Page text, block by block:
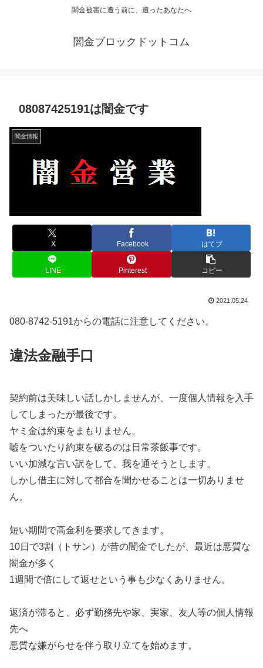
闇金被害に遭う前に、遭ったあなたへ
闇金ブロックドットコム
08087425191は闇金です
闇金情報
X Facebook はてブ
LINE Pinterest コピー
2021.05.24
080-8742-5191からの電話に注意してください。
違法金融手口
契約前は美味しい話しかしませんが、一度個人情報を入手
してしまったが最後です。
ヤミ金は約束をまもりません。
嘘をついたり約束を破るのは日常茶飯事です。
いい加減な言い訳をして、我を通そうとします。
しかし借主に対して都合を聞かせることは一切ありませ
ん。
短い期間で高金利を要求してきます。
10日で3割（トサン）が昔の闇金でしたが、最近は悪質な
闇金が多く
1週間で倍にして返せという事も少なくありません。
返済が滞ると、必ず勤務先や家、実家、友人等の個人情報
先へ
悪質な嫌がらせを伴う取り立てを始めます。